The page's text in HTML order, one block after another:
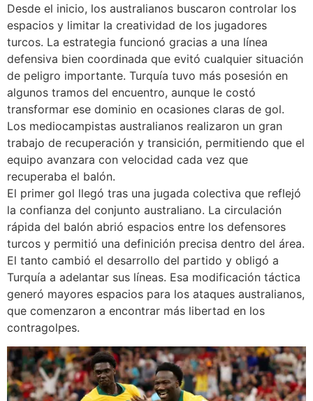
Desde el inicio, los australianos buscaron controlar los
espacios y limitar la creatividad de los jugadores
turcos. La estrategia funcionó gracias a una línea
defensiva bien coordinada que evitó cualquier situación
de peligro importante. Turquía tuvo más posesión en
algunos tramos del encuentro, aunque le costó
transformar ese dominio en ocasiones claras de gol.
Los mediocampistas australianos realizaron un gran
trabajo de recuperación y transición, permitiendo que el
equipo avanzara con velocidad cada vez que
recuperaba el balón.
El primer gol llegó tras una jugada colectiva que reflejó
la confianza del conjunto australiano. La circulación
rápida del balón abrió espacios entre los defensores
turcos y permitió una definición precisa dentro del área.
El tanto cambió el desarrollo del partido y obligó a
Turquía a adelantar sus líneas. Esa modificación táctica
generó mayores espacios para los ataques australianos,
que comenzaron a encontrar más libertad en los
contragolpes.